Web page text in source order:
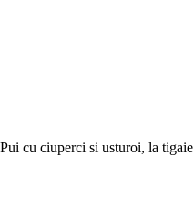
Pui cu ciuperci si usturoi, la tigaie